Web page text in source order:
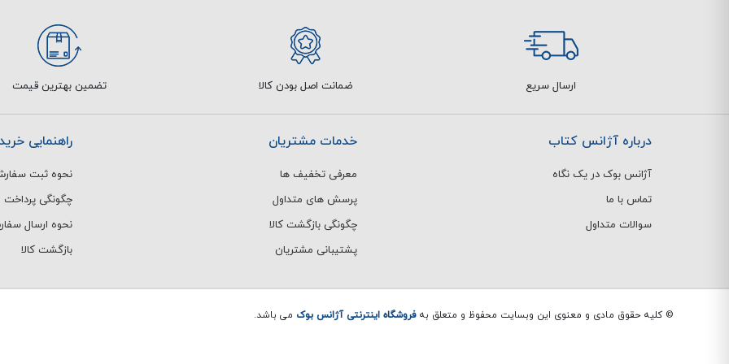
ارسال سریع ضمانت اصل بودن کالا تضمین بهترین قیمت
درباره آژانس کتاب
آژانس بوک در یک نگاه
تماس با ما
سوالات متداول
خدمات مشتریان
معرفی تخفیف ها
پرسش های متداول
چگونگی بازگشت کالا
پشتیبانی مشتریان
راهنمایی
نحوه ثبت
چگونگی پرداخت
نحوه ارسال
بازگشت کالا
© کلیه حقوق مادی و معنوی این وبسایت محفوظ و متعلق بهفروشگاه اینترنتی آژانس بوک می باشد.